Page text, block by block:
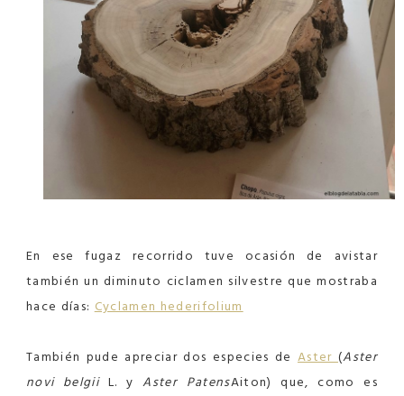
En ese fugaz recorrido tuve ocasión de avistar
también un diminuto ciclamen silvestre que mostraba
hace días:Cyclamen hederifolium
También pude apreciar dos especies de Aster(Aster
novi belgiiL. yAster PatensAiton)que, como es